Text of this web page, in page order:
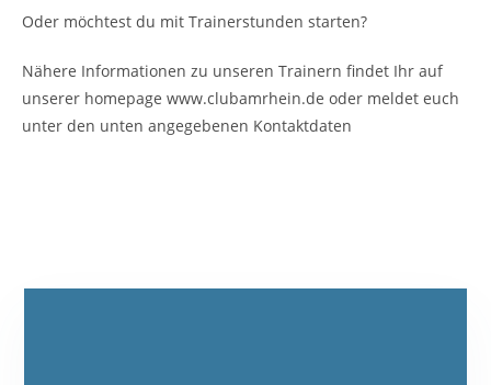
Oder möchtest du mit Trainerstunden starten?
Nähere Informationen zu unseren Trainern findet Ihr auf
unserer homepage www.clubamrhein.de oder meldet euch
unter den unten angegebenen Kontaktdaten